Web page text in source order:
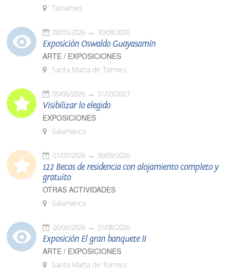
Tamames
08/05/2026 30/08/2026
Exposición Oswaldo Guayasamín
ARTE / EXPOSICIONES
Santa Marta de Tormes
05/06/2026 31/03/2027
Visibilizar lo elegido
EXPOSICIONES
Salamanca
01/07/2026 30/09/2026
122 Becas de residencia con alojamiento completo y
gratuito
OTRAS ACTIVIDADES
Salamanca
26/06/2026 31/08/2026
Exposición El gran banquete II
ARTE / EXPOSICIONES
Santa Marta de Tormes